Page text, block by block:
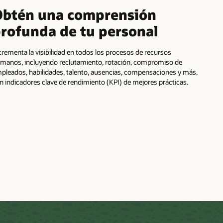
una comprensión
de tu personal
la visibilidad en todos los procesos de recursos
incluyendo reclutamiento, rotación, compromiso de
habilidades, talento, ausencias, compensaciones y más,
indicadores clave de rendimiento (KPI) de mejores prácticas.